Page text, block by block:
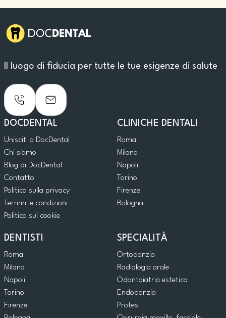
Il luogo di fiducia per tutte le tue esigenze di salute
DOCDENTAL
Unisciti a DocDental
Chi siamo
Blog di DocDental
Contatto
Politica sulla privacy
Termini e condizioni
Politica sui cookie
CLINICHE DENTALI
Roma
Milano
Napoli
Torino
Firenze
Bologna
DENTISTI
Roma
Milano
Napoli
Torino
Firenze
SPECIALITÀ
Ortodonzia
Radiologia orale
Odontoiatria estetica
Endodonzia
Protesi